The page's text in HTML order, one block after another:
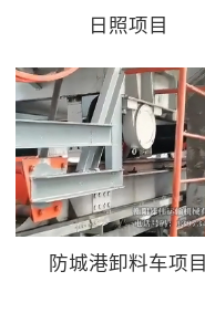
日照项目
防城港卸料车项目